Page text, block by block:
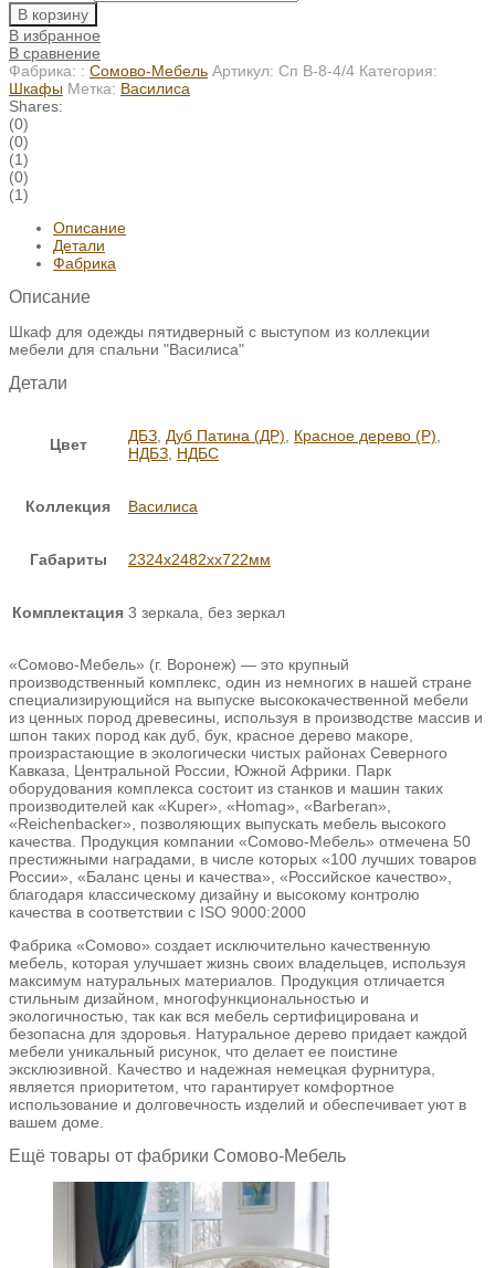
В корзину
В избранное
В сравнение
Фабрика: : Сомово-Мебель Артикул: Сп В-8-4/4 Категория:
Шкафы Метка: Василиса
Shares:
(0)
(0)
(1)
(0)
(1)
Описание
Детали
Фабрика
Описание
Шкаф для одежды пятидверный с выступом из коллекции
мебели для спальни "Василиса"
Детали
Цвет ДБЗ, Дуб Патина (ДР), Красное дерево (Р),
НДБЗ, НДБС
Коллекция Василиса
Габариты 2324х2482хх722мм
Комплектация 3 зеркала, без зеркал
«Сомово-Мебель» (г. Воронеж) — это крупный
производственный комплекс, один из немногих в нашей стране
специализирующийся на выпуске высококачественной мебели
из ценных пород древесины, используя в производстве массив и
шпон таких пород как дуб, бук, красное дерево макоре,
произрастающие в экологически чистых районах Северного
Кавказа, Центральной России, Южной Африки. Парк
оборудования комплекса состоит из станков и машин таких
производителей как «Kuper», «Homag», «Barberan»,
«Reichenbacker», позволяющих выпускать мебель высокого
качества. Продукция компании «Сомово-Мебель» отмечена 50
престижными наградами, в числе которых «100 лучших товаров
России», «Баланс цены и качества», «Российское качество»,
благодаря классическому дизайну и высокому контролю
качества в соответствии с ISO 9000:2000
Фабрика «Сомово» создает исключительно качественную
мебель, которая улучшает жизнь своих владельцев, используя
максимум натуральных материалов. Продукция отличается
стильным дизайном, многофункциональностью и
экологичностью, так как вся мебель сертифицирована и
безопасна для здоровья. Натуральное дерево придает каждой
мебели уникальный рисунок, что делает ее поистине
эксклюзивной. Качество и надежная немецкая фурнитура,
является приоритетом, что гарантирует комфортное
использование и долговечность изделий и обеспечивает уют в
вашем доме.
Ещё товары от фабрики Сомово-Мебель